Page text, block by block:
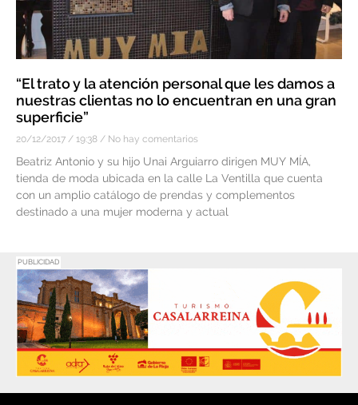
“El trato y la atención personal que les damos a
nuestras clientas no lo encuentran en una gran
superficie”
20/12/2017 19:38 No hay comentarios
Beatriz Antonio y su hijo Unai Arguiarro dirigen MUY MÍA,
tienda de moda ubicada en la calle La Ventilla que cuenta
con un amplio catálogo de prendas y complementos
destinado a una mujer moderna y actual
PUBLICIDAD